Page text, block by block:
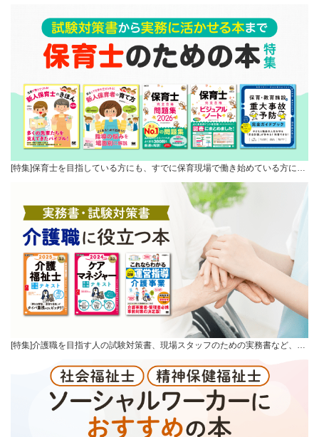
[特集]保育士を目指している方にも、すでに保育現場で働き始めている方に…
[特集]介護職を目指す人の試験対策書、現場スタッフのための実務書など、…